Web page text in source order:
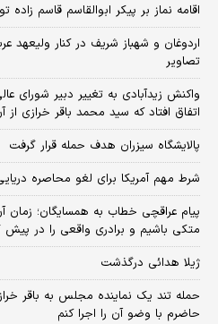
اقامه نماز بر پیکر ابوالقاسم قاسم
اردوغان و شهباز شریف در کنار ولیعهد
تصاویر
واکنش زیدآبادی به تغییر دبیر شورای
اتفاق افتاد که سید محمد باقر خرازی از
پالایشگاه سیزران هدف حمله قرار گرفت
شرط مهم آمریکا برای لغو محاصره
پیام عراقچی خطاب به همسایگان؛
متکی باشیم و برادری واقعی را در پیش
ژیلا هدائی درگذشت
حمله تند یک نماینده مجلس به باقر
حاضرم با وضو آن را اجرا کنم